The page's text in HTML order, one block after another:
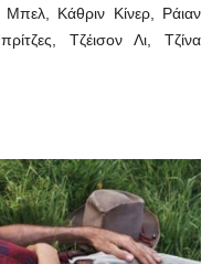
Μπελ, Κάθριν Κίνερ, Ράιαν
Τζέισον Λι, Τζίνα